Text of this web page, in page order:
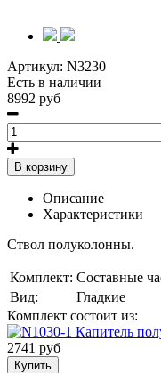
Артикул: N3230
Есть в наличии
8992 руб
В корзину
Описание
Характеристики
Ствол полуколонны.
Комплект: Составные
Вид:
Гладкие
Комплект состоит из:
2741 руб
Купить